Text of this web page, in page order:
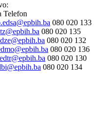
Telefon
080 020 133
080 020 135
080 020 132
080 020 136
080 020 130
080 020 134